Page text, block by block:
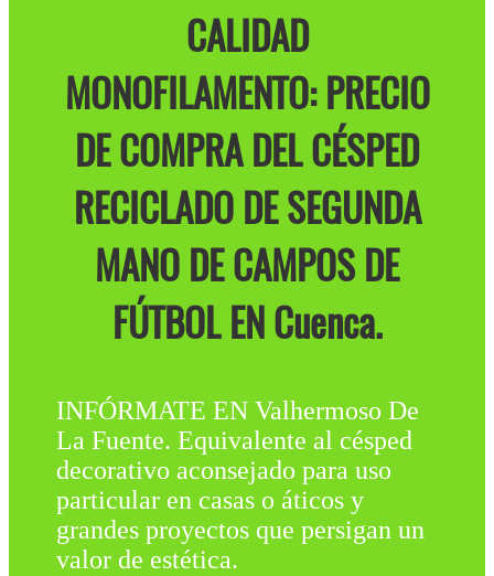
CALIDAD
MONOFILAMENTO: PRECIO
DE COMPRA DEL CÉSPED
RECICLADO DE SEGUNDA
MANO DE CAMPOS DE
FÚTBOL EN Cuenca.
INFÓRMATE EN Valhermoso De
La Fuente. Equivalente al césped
decorativo aconsejado para uso
particular en casas o áticos y
grandes proyectos que persigan un
valor de estética.